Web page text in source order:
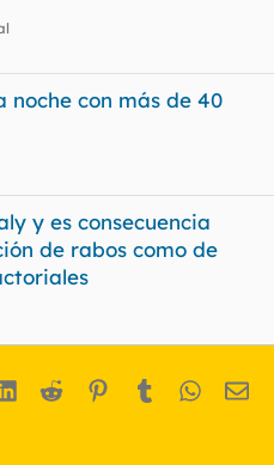
con más de 40
y es consecuencia
de rabos como de
LinkedIn
Reddit Pinterest
Tumblr